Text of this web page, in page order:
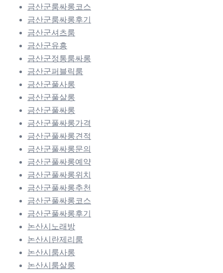
금산군룸싸롱코스
금산군룸싸롱후기
금산군셔츠룸
금산군유흥
금산군정통룸싸롱
금산군퍼블릭룸
금산군풀사롱
금산군풀살롱
금산군풀싸롱
금산군풀싸롱가격
금산군풀싸롱견적
금산군풀싸롱문의
금산군풀싸롱예약
금산군풀싸롱위치
금산군풀싸롱추천
금산군풀싸롱코스
금산군풀싸롱후기
논산시노래방
논산시란제리룸
논산시룸사롱
논산시룸살롱